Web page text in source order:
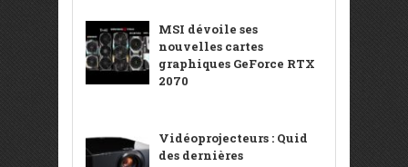
MSI dévoile ses
nouvelles cartes
graphiques GeForce RTX
2070
Vidéoprojecteurs : Quid
des dernières